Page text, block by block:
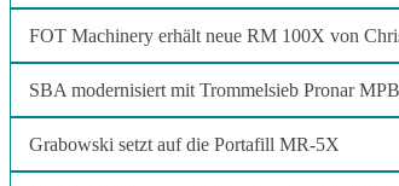
FOT Machinery erhält neue RM 100X von
SBA modernisiert mit Trommelsieb Pronar
Grabowski setzt auf die Portafill MR-5X